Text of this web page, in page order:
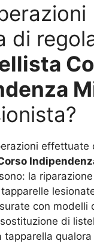
di
effettuate
la
con modelli
di
tapparella